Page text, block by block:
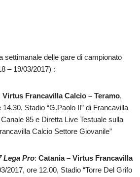
settimanale delle gare di campionato
– 19/03/2017) :
Virtus Francavilla Calcio – Teramo,
Stadio “G.Paolo II” di Francavilla
85 e Diretta Live Testuale sulla
Calcio Settore Giovanile”
Lega Pro: Catania – Virtus Francavilla
2017, ore 12.00, Stadio “Torre Del Grifo